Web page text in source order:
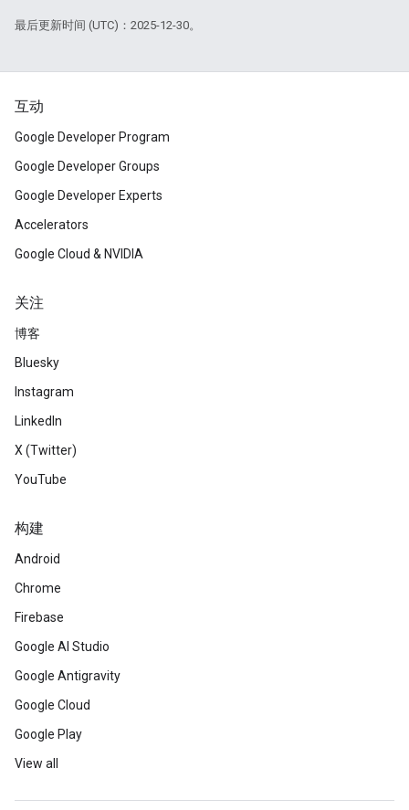
最后更新时间 (UTC)：2025-12-30。
互动
Google Developer Program
Google Developer Groups
Google Developer Experts
Accelerators
Google Cloud & NVIDIA
关注
博客
Bluesky
Instagram
LinkedIn
X (Twitter)
YouTube
构建
Android
Chrome
Firebase
Google AI Studio
Google Antigravity
Google Cloud
Google Play
View all